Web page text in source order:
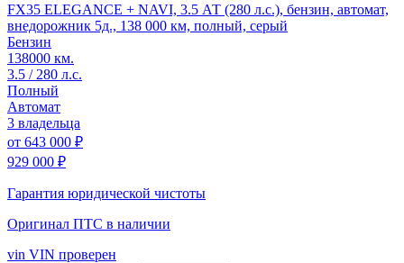
FX35 ELEGANCE + NAVI, 3.5 АТ (280 л.с.), бензин, автомат,
внедорожник 5д., 138 000 км, полный, серый
Бензин
138000 км.
3.5 / 280 л.с.
Полный
Автомат
3 владельца
от 643 000 ₽
929 000 ₽
Гарантия юридической чистоты
Оригинал ПТС в наличии
vin VIN проверен